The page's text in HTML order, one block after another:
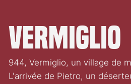
Vermiglio
944, Vermiglio, un village de
L'arrivée de Pietro, un